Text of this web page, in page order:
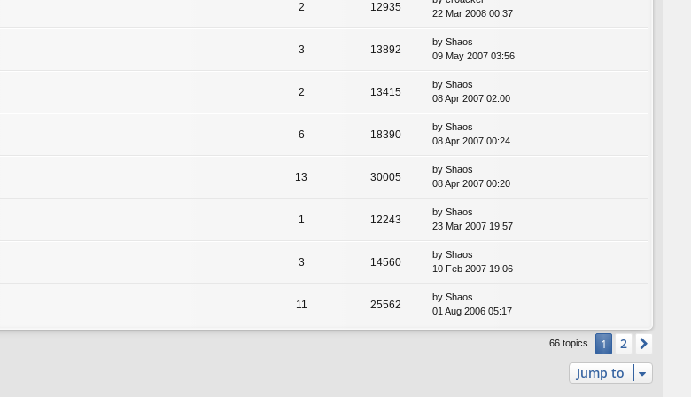
2 12935
22 Mar 2008 00:37
3 13892
by Shaos
09 May 2007 03:56
2 13415
by Shaos
08 Apr 2007 02:00
6 18390
by Shaos
08 Apr 2007 00:24
13 30005
by Shaos
08 Apr 2007 00:20
1 12243
by Shaos
23 Mar 2007 19:57
3 14560
by Shaos
10 Feb 2007 19:06
11 25562
by Shaos
01 Aug 2006 05:17
66 topics 1 2
Jump to